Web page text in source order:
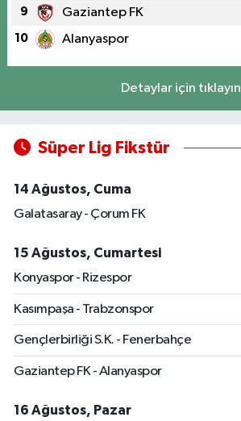
9 Gaziantep FK
10 Alanyaspor
Detaylar için tıklayın
Süper Lig Fikstür
14 Ağustos, Cuma
Galatasaray - Çorum FK
15 Ağustos, Cumartesi
Konyaspor - Rizespor
Kasımpaşa - Trabzonspor
Gençlerbirliği S.K. - Fenerbahçe
Gaziantep FK - Alanyaspor
16 Ağustos, Pazar